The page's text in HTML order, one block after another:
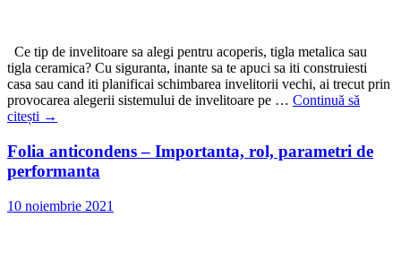
Ce tip de invelitoare sa alegi pentru acoperis, tigla metalica sau
tigla ceramica? Cu siguranta, inante sa te apuci sa iti construiesti
casa sau cand iti planificai schimbarea invelitorii vechi, ai trecut prin
provocarea alegerii sistemului de invelitoare pe … Continuă să
citești →
Folia anticondens – Importanta, rol, parametri de
performanta
10 noiembrie 2021